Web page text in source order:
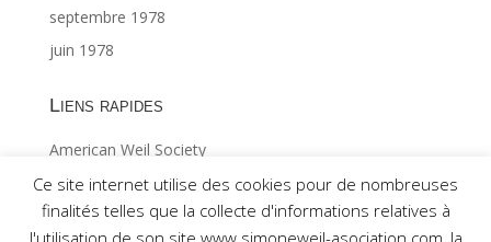
septembre 1978
juin 1978
Liens rapides
American Weil Society
Index général ©Gabriël MAES 1/2
Index général ©Gabriël MAES 2/2
Ce site internet utilise des cookies pour de nombreuses
finalités telles que la collecte d'informations relatives à
l'utilisation de son site www.simoneweil-asociation.com, la